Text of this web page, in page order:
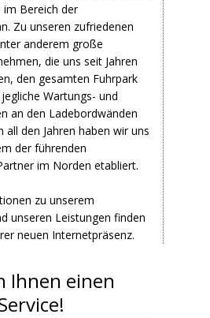
im Bereich der
Zu unseren zufriedenen
anderem große
die uns seit Jahren
den gesamten Fuhrpark
Wartungs- und
an den Ladebordwänden
all den Jahren haben wir uns
der führenden
im Norden etabliert.
zu unserem
unseren Leistungen finden
neuen Internetpräsenz.
Ihnen einen